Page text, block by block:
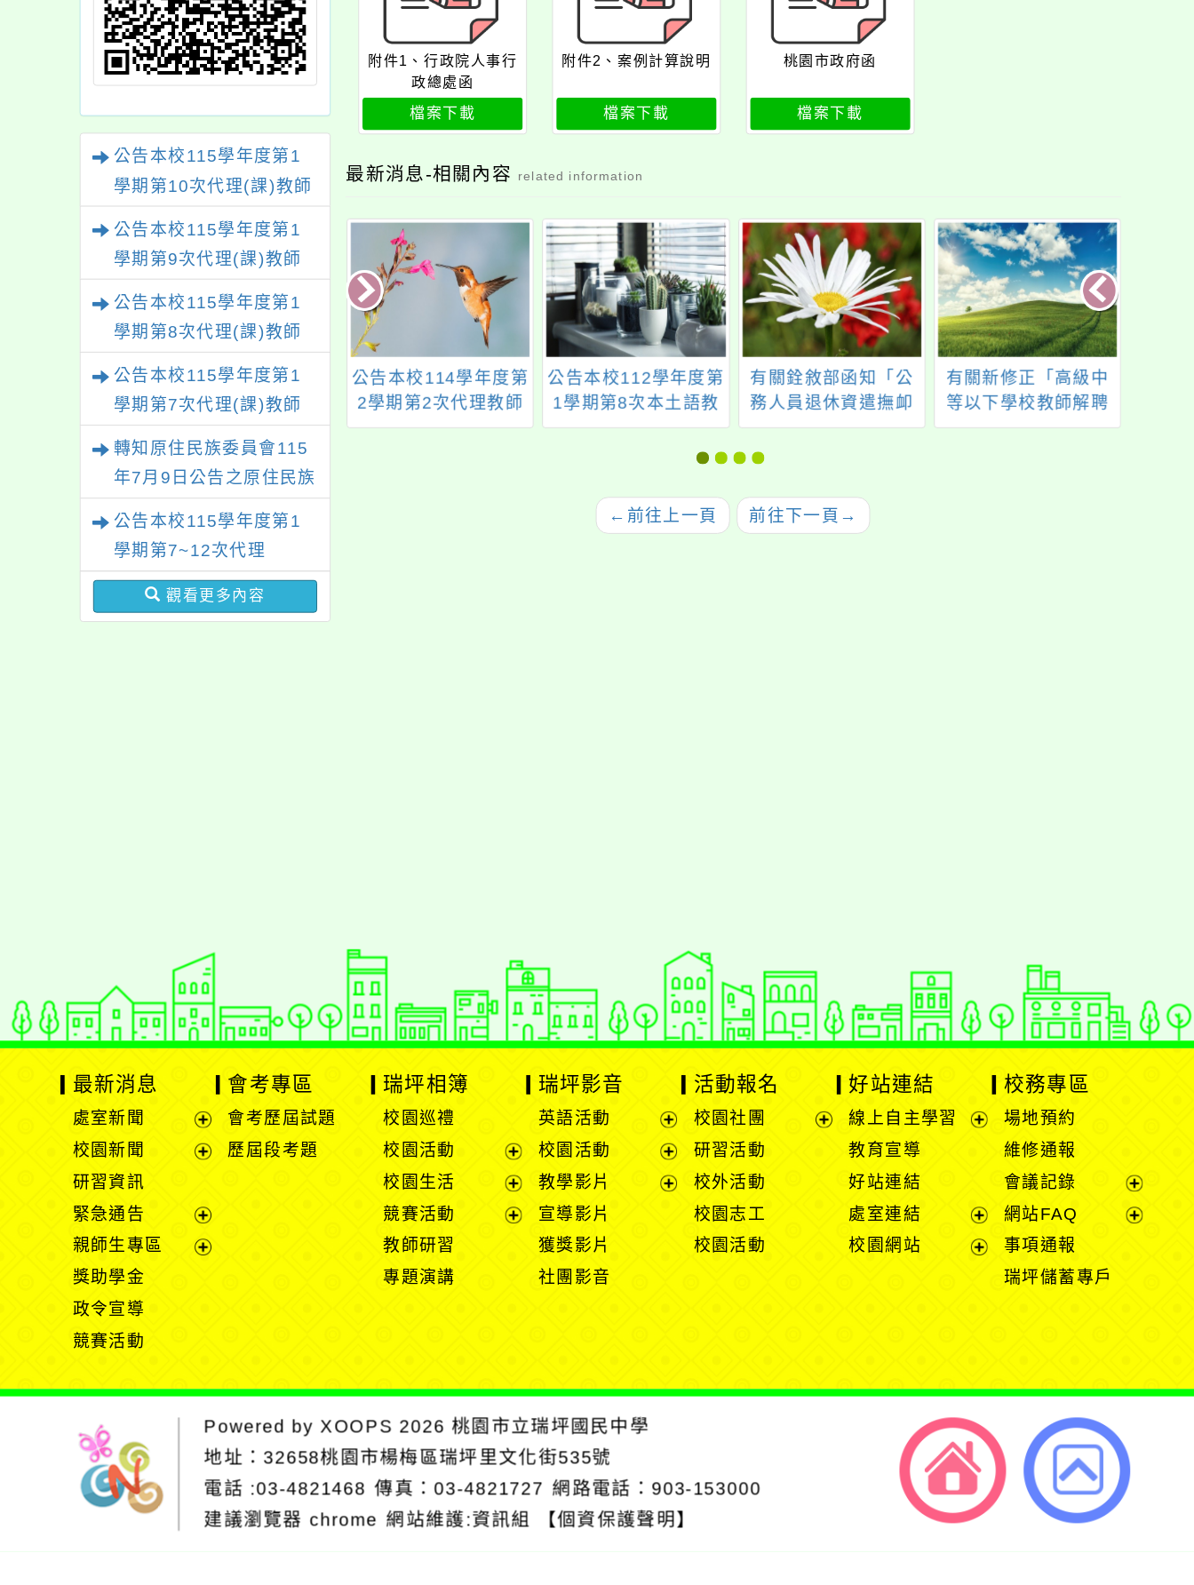
公告本校115學年度第1
學期第10次代理(課)教師
公告本校115學年度第1
學期第9次代理(課)教師
公告本校115學年度第1
學期第8次代理(課)教師
公告本校115學年度第1
學期第7次代理(課)教師
轉知原住民族委員會115
年7月9日公告之原住民族
歲時祭儀放假日期，請查
照辦理。
公告本校115學年度第1
學期第7~12次代理
（課）教師甄選簡章
【一次公告分次招考】
觀看更多內容
附件1、行政院人事行
政總處函
檔案下載
附件2、案例計算說明
檔案下載
桃園市政府函
檔案下載
最新消息-相關內容 related information
人事行政總處
，「性別平等
施行細則」第4
、第4條之3，業
部於115年4月
修正發布一案，
公告本校114學年度第
1學期第12次本土語教
學支援工作人員甄選
結果
公告本校114學年度第
2學期第2次代理教師
甄選結果
公告本校112學年度第
1學期第8次本土語教
學支援工作人員甄選
有關銓敘部函知「公
務人員退休資遣撫卹
法」第45條第4項所定
遺族領有定期性給
金之適用範疇
有關新修正「高級中
等以下學校教師解聘
不續聘停聘或資遣辦
← 前往上一頁 前往下一頁 →
網站設計：Neil網站設計工坊
Xoops網站設計者：
最新消息
處室新聞
展
開
單
校園新聞
選
單
研習資訊
緊急通告
展
親師生專區
獎助學金
政令宣導
競賽活動
會考專區
會考歷屆試題
歷屆段考題
瑞坪相簿
校園巡禮
校園活動
展
開
選
校園生活
展
競賽活動
教師研習
專題演講
瑞坪影音
英語活動
展
開
選
校園活動
展
開
教學影片
宣導影片
獲獎影片
社團影音
活動報名
校園社團
研習活動
校外活動
校園志工
校園活動
好站連結
線上自主學習
單
教育宣導
好站連結
處室連結
展
校園網站
校務專區
場地預約
維修通報
會議記錄
展
網站FAQ
事項通報
瑞坪儲蓄專戶
Powered by XOOPS 2026 桃園市立瑞坪國民中學
地址： 32658桃園市楊梅區瑞坪里文化街535號
電話 :03-4821468 傳真：03-4821727 網路電話：903-153000
建議瀏覽器 chrome 網站維護:資訊組 【個資保護聲明】